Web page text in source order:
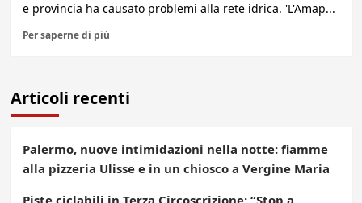
e provincia ha causato problemi alla rete idrica. 'L'Amap...
Per saperne di più
Articoli recenti
Palermo, nuove intimidazioni nella notte: fiamme
alla pizzeria Ulisse e in un chiosco a Vergine Maria